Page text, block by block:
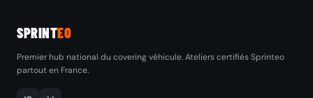
SPRINTEO
Premier hub national du covering véhicule. Ateliers certifiés Sprinteo
partout en France.